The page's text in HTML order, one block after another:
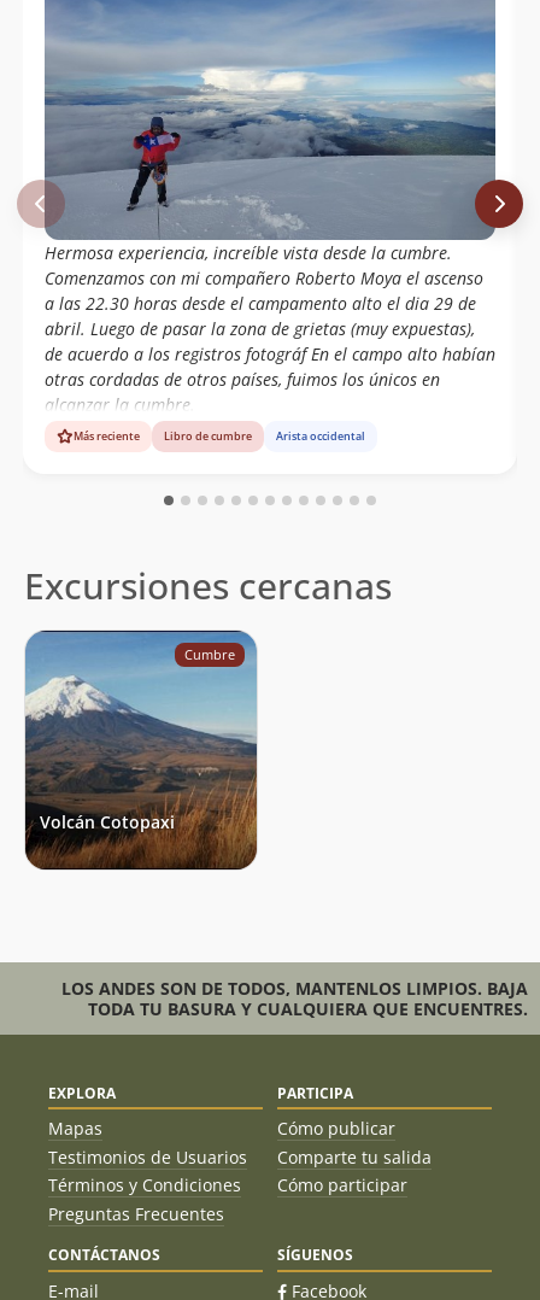
Hermosa experiencia, increíble vista desde la cumbre.
Comenzamos con mi compañero Roberto Moya el ascenso
a las 22.30 horas desde el campamento alto el dia 29 de
abril. Luego de pasar la zona de grietas (muy expuestas),
de acuerdo a los registros fotográf En el campo alto habían
otras cordadas de otros países, fuimos los únicos en
alcanzar la cumbre.
Más reciente Libro de cumbre Arista occidental
Excursiones cercanas
Cumbre
Volcán Cotopaxi
LOS ANDES SON DE TODOS, MANTENLOS LIMPIOS. BAJA
TODA TU BASURA Y CUALQUIERA QUE ENCUENTRES.
EXPLORA
Mapas
Testimonios de Usuarios
Términos y Condiciones
Preguntas Frecuentes
PARTICIPA
Cómo publicar
Comparte tu salida
Cómo participar
CONTÁCTANOS
E-mail
SÍGUENOS
Facebook